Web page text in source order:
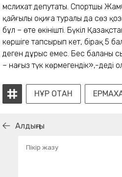
мәслихат депутаты. Спортшы
қайғылы оқиға туралы да сөз
бұл – өте өкінішті. Бүкіл
көршіге тапсырып кет, бірақ 5
деген дұрыс емес. Бес баланы
– нағыз түк көрмегендік»,-деді
НҰР ОТАН
Алдыңғы